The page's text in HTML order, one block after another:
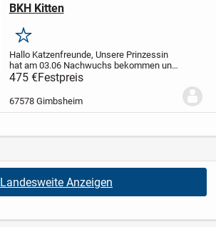
BKH Kitten
Merken
Hallo Katzenfreunde, Unsere Prinzessin
hat am 03.06 Nachwuchs bekommen und
nun suchen sie liebevolle Hände /Familie
zum Weiterleben.
wunderschöne Katerchen in
verschiedenen Farben.Sie...
475 €Festpreis
67578 Gimbsheim
Landesweite Anzeigen